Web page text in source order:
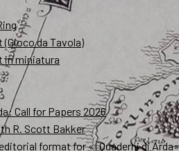
(Gioco da Tavola)
in miniatura
Call for Papers 2026
R. Scott Bakker
format for «I Quaderni di Arda»